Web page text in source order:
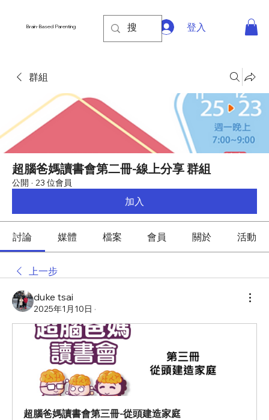
Brain-Based Parenting 登入
群組
超腦爸媽讀書會第二冊-線上分享 群組
公開 · 23 位會員
加入
討論 媒體 檔案 會員 關於 活動
上一步
duke tsai
2025年1月10日 ·
超腦爸媽讀書會第三冊-從頭建造家庭